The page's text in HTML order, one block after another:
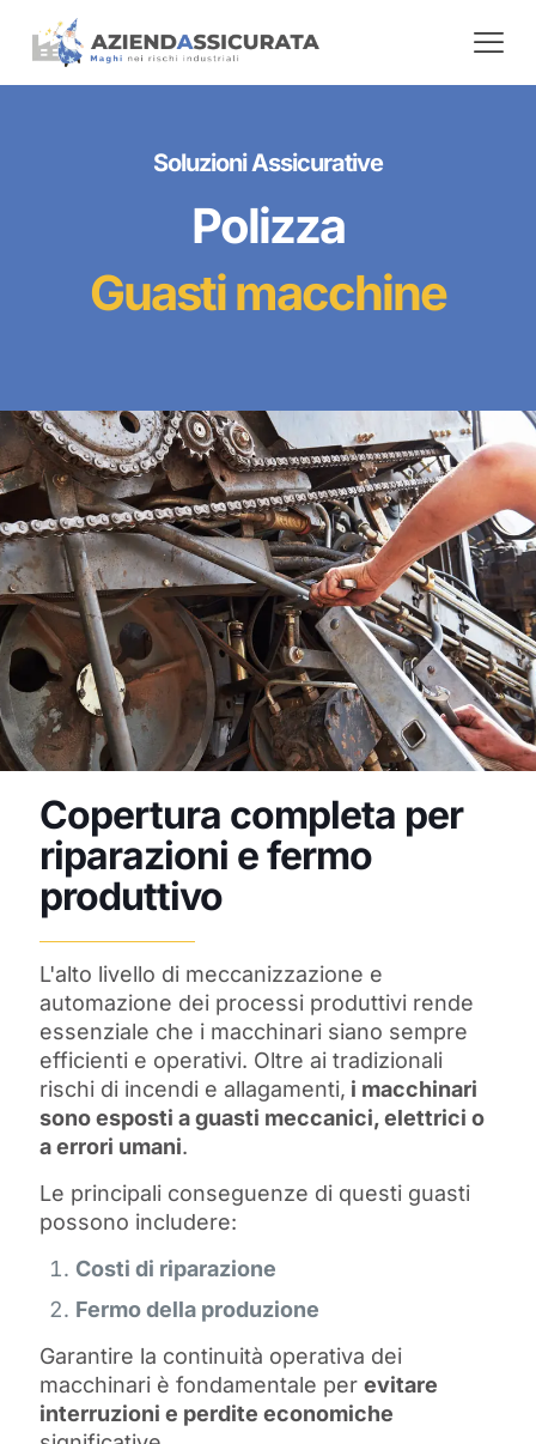
Soluzioni Assicurative
Polizza
Guasti macchine
Copertura completa per
riparazioni e fermo
produttivo
L'alto livello di meccanizzazione e
automazione dei processi produttivi rende
essenziale che i macchinari siano sempre
efficienti e operativi. Oltre ai tradizionali
rischi di incendi e allagamenti, i macchinari
sono esposti a guasti meccanici, elettrici o
a errori umani.
Le principali conseguenze di questi guasti
possono includere:
Costi di riparazione
Fermo della produzione
Garantire la continuità operativa dei
macchinari è fondamentale per evitare
interruzioni e perdite economiche